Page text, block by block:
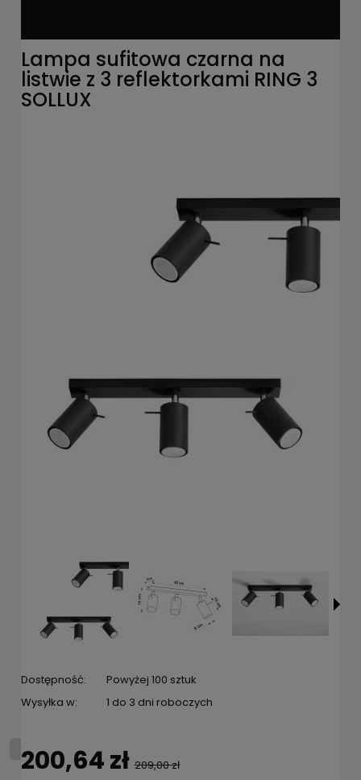
Lampa sufitowa czarna na
listwie z 3 reflektorkami RING 3
SOLLUX
Dostępność:
Powyżej 100 sztuk
Wysyłka w:
1 do 3 dni roboczych
200,64 zł 209,00 zł